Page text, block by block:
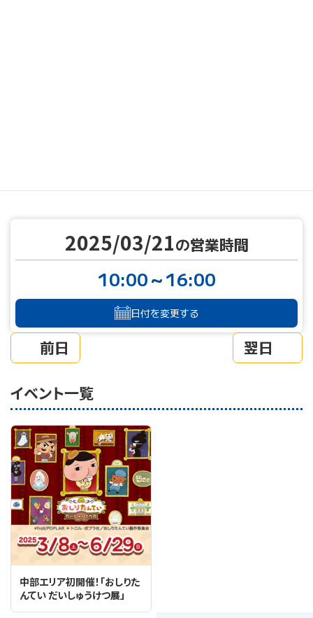
前日
2025/03/21の営業時間
10:00～16:00
日付を変更する
翌日
イベント一覧
中部エリア初開催！「おしりた
んてい だいしゅうけつ展」